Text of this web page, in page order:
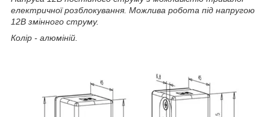
електричної розблокування. Можлива робота під напругою
12В змінного струму.
Колір - алюміній.